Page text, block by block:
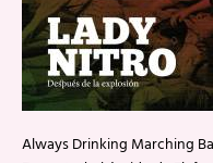
Always Drinking Marching